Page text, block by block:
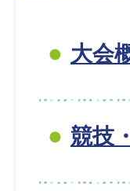
大会
競技